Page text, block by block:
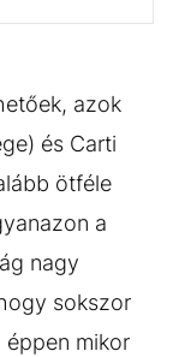
azok
és Carti
ötféle
a
nagy
sokszor
mikor